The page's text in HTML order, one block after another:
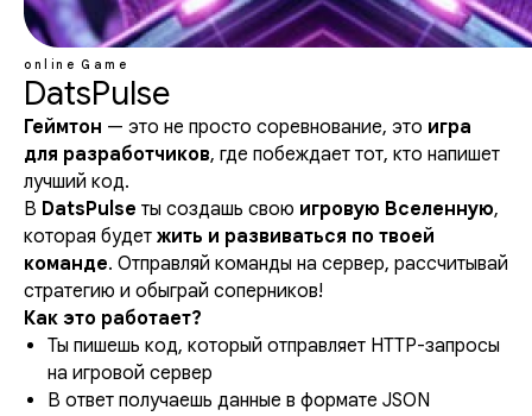
online Game
DatsPulse
Геймтон — это не просто соревнование, это игра
для разработчиков, где побеждает тот, кто напишет
лучший код.
В DatsPulse ты создашь свою игровую Вселенную,
которая будет жить и развиваться по твоей
команде. Отправляй команды на сервер, рассчитывай
стратегию и обыграй соперников!
Как это работает?
Ты пишешь код, который отправляет HTTP-запросы
на игровой сервер
В ответ получаешь данные в формате JSON